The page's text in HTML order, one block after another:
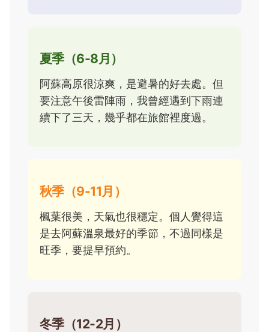
夏季（6-8月）
阿蘇高原很涼爽，是避暑的好去處。但
要注意午後雷陣雨，我曾經遇到下雨連
續下了三天，幾乎都在旅館裡度過。
秋季（9-11月）
楓葉很美，天氣也很穩定。個人覺得這
是去阿蘇溫泉最好的季節，不過同樣是
旺季，要提早預約。
冬季（12-2月）